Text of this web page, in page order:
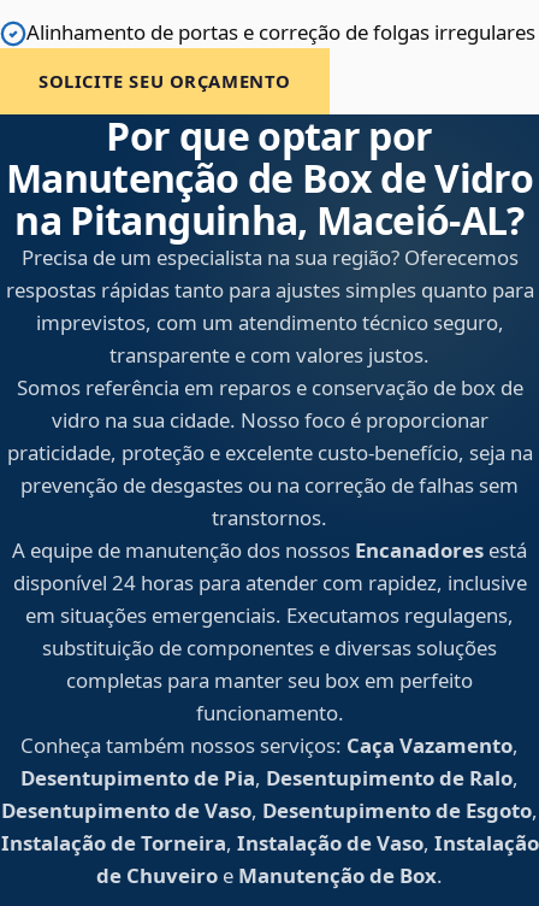
Alinhamento de portas e correção de folgas irregulares
SOLICITE SEU ORÇAMENTO
Por que optar por
Manutenção de Box de Vidro
na Pitanguinha, Maceió‑AL?
Precisa de um especialista na sua região? Oferecemos
respostas rápidas tanto para ajustes simples quanto para
imprevistos, com um atendimento técnico seguro,
transparente e com valores justos.
Somos referência em reparos e conservação de box de
vidro na sua cidade. Nosso foco é proporcionar
praticidade, proteção e excelente custo-benefício, seja na
prevenção de desgastes ou na correção de falhas sem
transtornos.
A equipe de manutenção dos nossos Encanadores está
disponível 24 horas para atender com rapidez, inclusive
em situações emergenciais. Executamos regulagens,
substituição de componentes e diversas soluções
completas para manter seu box em perfeito
funcionamento.
Conheça também nossos serviços: Caça Vazamento,
Desentupimento de Pia, Desentupimento de Ralo,
Desentupimento de Vaso, Desentupimento de Esgoto,
Instalação de Torneira, Instalação de Vaso, Instalação
de Chuveiro e Manutenção de Box.